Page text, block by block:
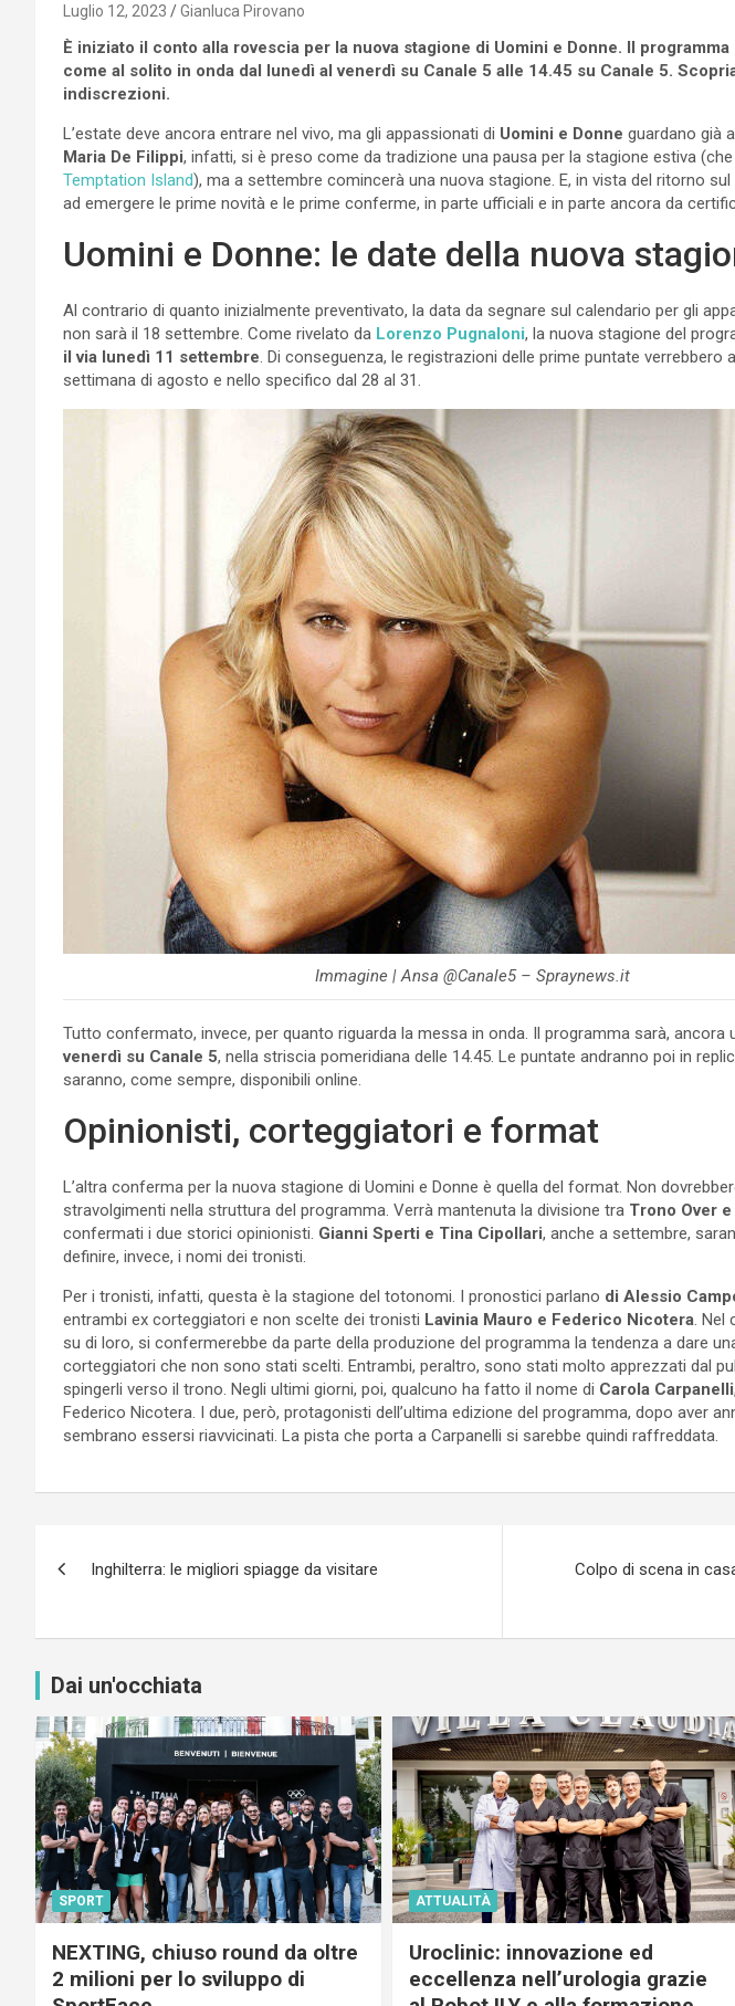
Luglio 12, 2023 Gianluca Pirovano
È iniziato il conto alla rovescia per la nuova stagione di Uomini e Donne. Il
come al solito in onda dal lunedì al venerdì su Canale 5 alle 14.45 su Canale 5.
indiscrezioni.
L’estate deve ancora entrare nel vivo, ma gli appassionati di Uomini e Donne guardano già
Maria De Filippi, infatti, si è preso come da tradizione una pausa per la stagione estiva
Temptation Island), ma a settembre comincerà una nuova stagione. E, in vista del ritorno
ad emergere le prime novità e le prime conferme, in parte ufficiali e in parte ancora da
Uomini e Donne: le date della nuova
Al contrario di quanto inizialmente preventivato, la data da segnare sul calendario per gli
non sarà il 18 settembre. Come rivelato da Lorenzo Pugnaloni, la nuova stagione del
il via lunedì 11 settembre . Di conseguenza, le registrazioni delle prime puntate verrebbero
settimana di agosto e nello specifico dal 28 al 31.
Immagine | Ansa @Canale5 – Spraynews.it
Tutto confermato, invece, per quanto riguarda la messa in onda. Il programma sarà, ancora
venerdì su Canale 5, nella striscia pomeridiana delle 14.45. Le puntate andranno poi in
saranno, come sempre, disponibili online.
Opinionisti, corteggiatori e format
L’altra conferma per la nuova stagione di Uomini e Donne è quella del format. Non
stravolgimenti nella struttura del programma. Verrà mantenuta la divisione tra Trono Over
confermati i due storici opinionisti. Gianni Sperti e Tina Cipollari, anche a settembre,
definire, invece, i nomi dei tronisti.
Per i tronisti, infatti, questa è la stagione del totonomi. I pronostici parlano di Alessio
entrambi ex corteggiatori e non scelte dei tronisti Lavinia Mauro e Federico Nicotera .
su di loro, si confermerebbe da parte della produzione del programma la tendenza a dare
corteggiatori che non sono stati scelti. Entrambi, peraltro, sono stati molto apprezzati dal
spingerli verso il trono. Negli ultimi giorni, poi, qualcuno ha fatto il nome di Carola Carpanelli
Federico Nicotera. I due, però, protagonisti dell’ultima edizione del programma, dopo aver
sembrano essersi riavvicinati. La pista che porta a Carpanelli si sarebbe quindi raffreddata.
articoli
Inghilterra: le migliori spiagge da visitare
Colpo di scena in
Dai un'occhiata
SPORT
NEXTING, chiuso round da oltre
2 milioni per lo sviluppo di
ATTUALITÀ
Uroclinic: innovazione ed
eccellenza nell’urologia grazie